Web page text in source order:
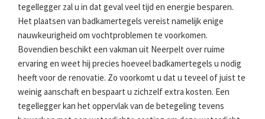
tegellegger zal u in dat geval veel tijd en energie besparen.
Het plaatsen van badkamertegels vereist namelijk enige
nauwkeurigheid om vochtproblemen te voorkomen.
Bovendien beschikt een vakman uit Neerpelt over ruime
ervaring en weet hij precies hoeveel badkamertegels u nodig
heeft voor de renovatie. Zo voorkomt u dat u teveel of juist te
weinig aanschaft en bespaart u zichzelf extra kosten. Een
tegellegger kan het oppervlak van de betegeling tevens